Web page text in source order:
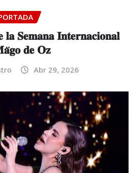
𝐒𝐞𝐦𝐚𝐧𝐚 𝐈𝐧𝐭𝐞𝐫𝐧𝐚𝐜𝐢𝐨𝐧𝐚𝐥
𝐝𝐞 𝐎𝐳
Abr 29, 2026